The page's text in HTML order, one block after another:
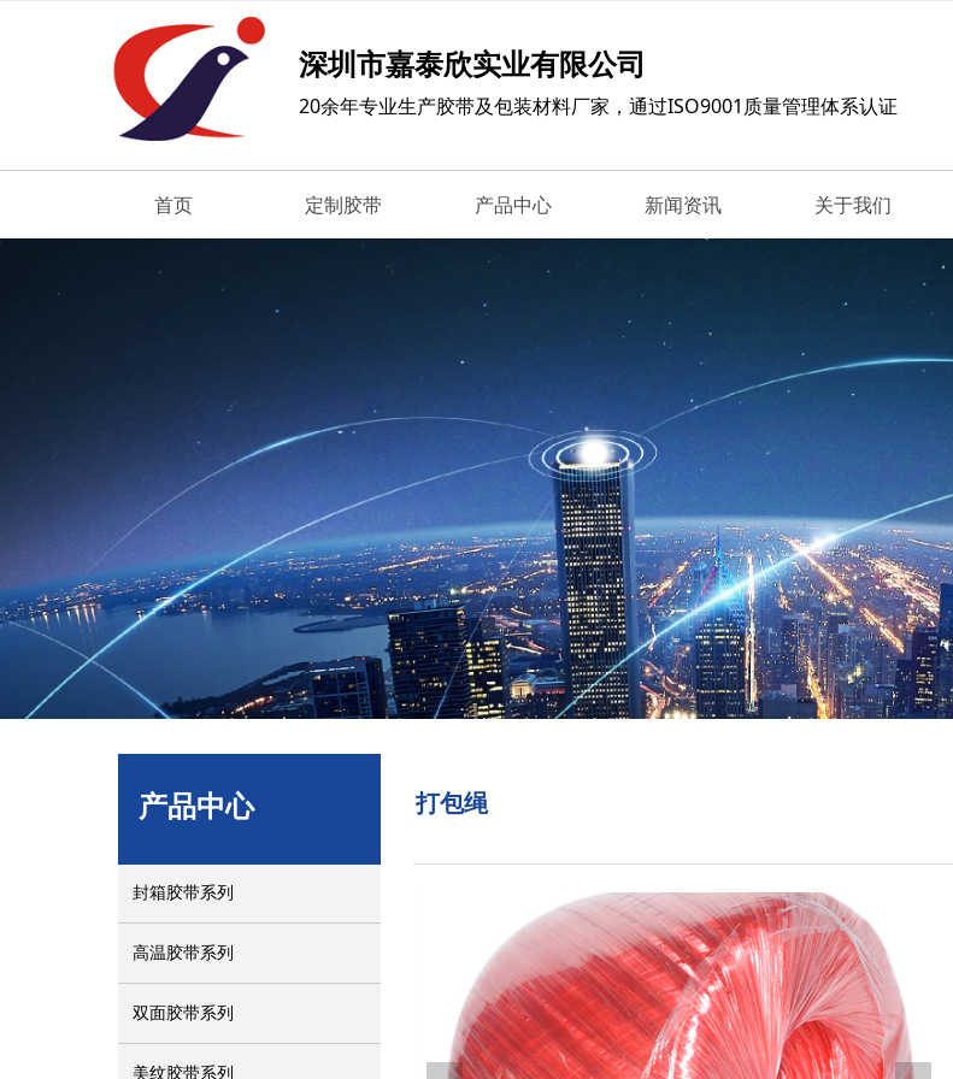
首页 定制胶带 产品中心 新闻资讯 关于我们
深圳市嘉泰欣实业有限公司
20余年专业生产胶带及包装材料厂家， 通过ISO9001质量管理体系认证
封箱胶带系列
高温胶带系列
双面胶带系列
美纹胶带系列
产品中心 打包绳